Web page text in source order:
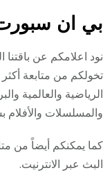
بي ان
نود اعلامكم عن
الرياضية والعالمية
والمسلسلات
كما يمكنكم أيضاً من
البث عبر الانترنيت.